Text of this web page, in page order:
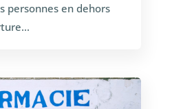
personnes en dehors